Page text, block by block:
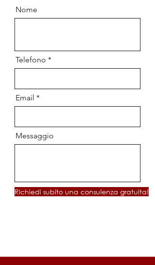
Nome
Telefono
Email
Messaggio
Richiedi subito una consulenza gratuita!